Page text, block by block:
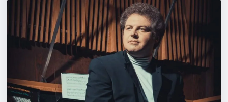
Выставки
Квесты
Экскурсии
Спорт